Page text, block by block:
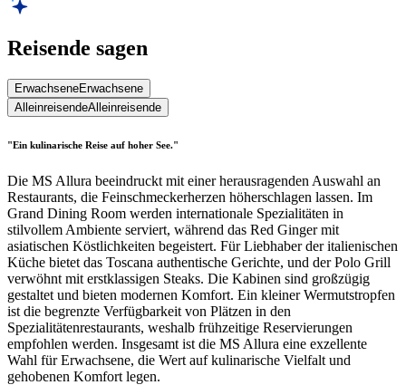
Reisende sagen
ErwachseneErwachsene
AlleinreisendeAlleinreisende
"Ein kulinarische Reise auf hoher See."
Die MS Allura beeindruckt mit einer herausragenden Auswahl an
Restaurants, die Feinschmeckerherzen höherschlagen lassen. Im
Grand Dining Room werden internationale Spezialitäten in
stilvollem Ambiente serviert, während das Red Ginger mit
asiatischen Köstlichkeiten begeistert. Für Liebhaber der italienischen
Küche bietet das Toscana authentische Gerichte, und der Polo Grill
verwöhnt mit erstklassigen Steaks. Die Kabinen sind großzügig
gestaltet und bieten modernen Komfort. Ein kleiner Wermutstropfen
ist die begrenzte Verfügbarkeit von Plätzen in den
Spezialitätenrestaurants, weshalb frühzeitige Reservierungen
empfohlen werden. Insgesamt ist die MS Allura eine exzellente
Wahl für Erwachsene, die Wert auf kulinarische Vielfalt und
gehobenen Komfort legen.